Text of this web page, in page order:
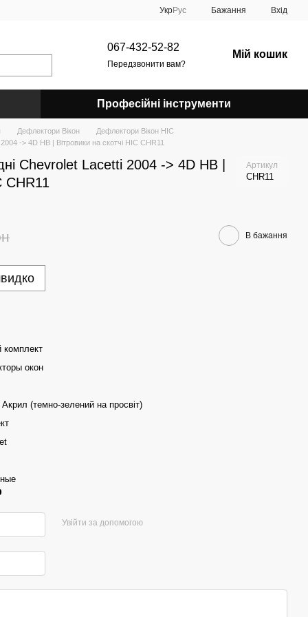
УкрРус Бажання Вхід
067-432-52-82
Передзвонити вам?
Мій кошик
Професійні інструменти
Дефлектори Вікон
Дефлектори Вікон HIC
-> 4D HB | Вітровики на скотчі HIC CHR11
Chevrolet Lacetti 2004 -> 4D HB |
CHR11
Артикул
CHR11
В бажання
окон
(темно-зелений на просвіт)
Увійти за допомогою